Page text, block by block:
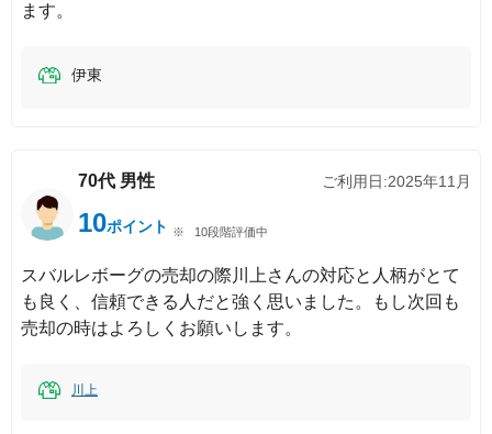
ます。
伊東
70代 男性 ご利用日:2025年11月
10ポイント 10段階評価中
スバルレボーグの売却の際川上さんの対応と人柄がとて
も良く、信頼できる人だと強く思いました。もし次回も
売却の時はよろしくお願いします。
川上